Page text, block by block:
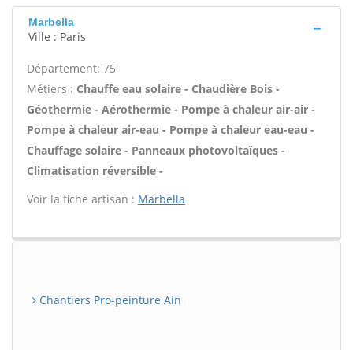
Marbella
Ville : Paris
Département: 75
Métiers : Chauffe eau solaire - Chaudière Bois -
Géothermie - Aérothermie - Pompe à chaleur air-air -
Pompe à chaleur air-eau - Pompe à chaleur eau-eau -
Chauffage solaire - Panneaux photovoltaïques -
Climatisation réversible -
Voir la fiche artisan : Marbella
Chantiers Pro-peinture Ain